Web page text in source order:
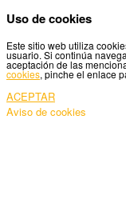
Uso de cookies
Este sitio web utiliza
usuario. Si continúa
aceptación de las
cookies, pinche el enlace
ACEPTAR
Aviso de cookies